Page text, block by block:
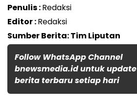
Penulis :Redaksi
Editor :Redaksi
Sumber Berita: Tim Liputan
Follow WhatsApp Channel
bnewsmedia.id untuk update
berita terbaru setiap hari